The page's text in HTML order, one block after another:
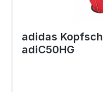
adidas
adiC50HG